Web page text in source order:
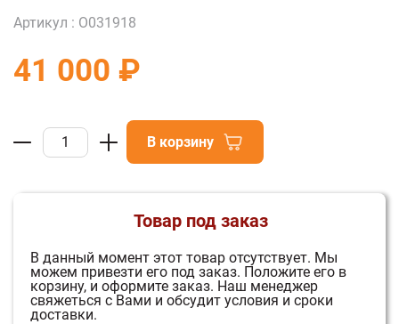
Артикул : О031918
41 000 ₽
В корзину
Товар под заказ
В данный момент этот товар отсутствует. Мы
можем привезти его под заказ. Положите его в
корзину, и оформите заказ. Наш менеджер
свяжеться с Вами и обсудит условия и сроки
доставки.